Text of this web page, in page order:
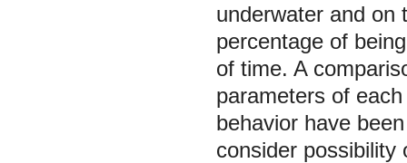
underwater and on
percentage of
of time. A
parameters of
behavior have
consider possibility